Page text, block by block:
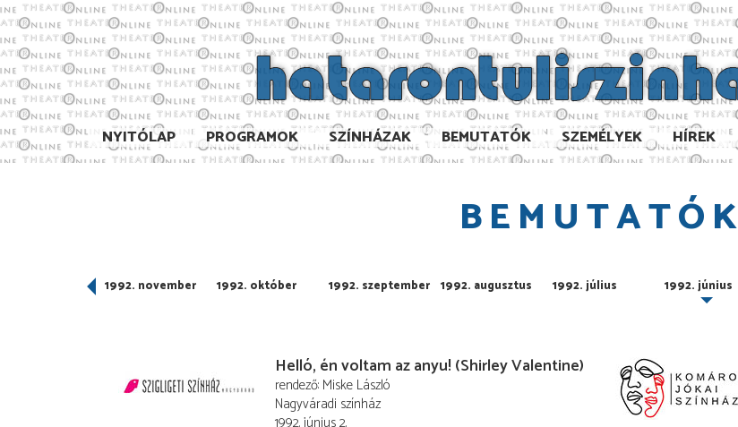
NYITÓLAP PROGRAMOK SZÍNHÁZAK BEMUTATÓK SZEMÉLYEK HÍREK
BEMUTATÓK
1992. november 1992. október 1992. szeptember 1992. augusztus 1992. július 1992. június
Helló, én voltam az anyu! (Shirley Valentine)
rendező Miske László
Nagyváradi színház